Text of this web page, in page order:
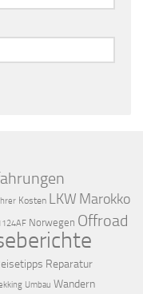
Kosten LKW Marokko
Norwegen Offroad
Reparatur
Umbau Wandern